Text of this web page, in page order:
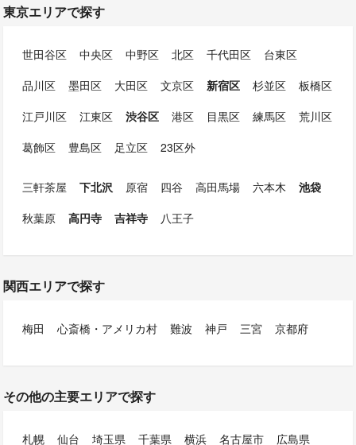
東京エリアで探す
世田谷区 中央区 中野区 北区 千代田区
台東区
品川区
墨田区 大田区 文京区 新宿区 杉並区
板橋区
江戸川区
江東区 渋谷区 港区 目黒区 練馬区
荒川区
葛飾区
豊島区 足立区 23区外
三軒茶屋 下北沢 原宿 四谷 高田馬場 六本木
池袋
秋葉原
高円寺 吉祥寺 八王子
関西エリアで探す
梅田 心斎橋・アメリカ村 難波 神戸 三宮 京都府
その他の主要エリアで探す
札幌 仙台 埼玉県 千葉県 横浜 名古屋市
広島県